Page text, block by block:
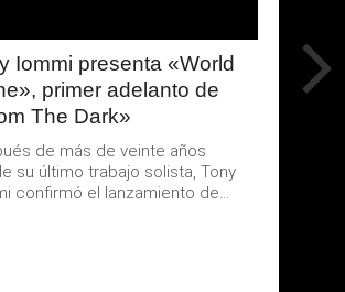
Iommi presenta «World
primer adelanto de
The Dark»
de más de veinte años
su último trabajo solista, Tony
confirmó el lanzamiento de...